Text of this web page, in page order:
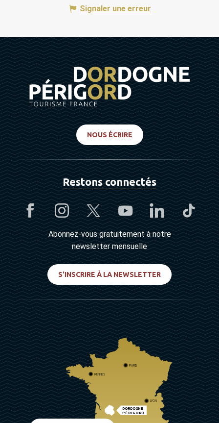
Signaler une erreur
NOUS ÉCRIRE
Restons connectés
Abonnez-vous gratuitement à notre
newsletter mensuelle
S'INSCRIRE À LA NEWSLETTER
DORDOGNE
PÉRIGORD
PARIS
RENNES
LYON